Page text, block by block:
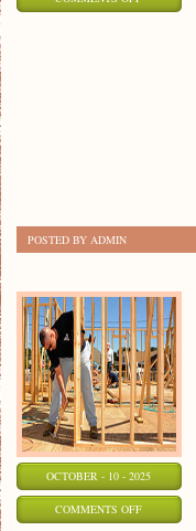
POSTED BY ADMIN
OCTOBER - 10 - 2025
COMMENTS OFFON